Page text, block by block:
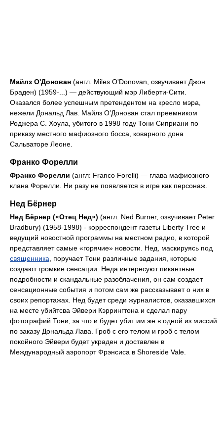
Майлз О'Донован (англ. Miles O'Donovan, озвучивает Джон
Браден) (1959-...) — действующий мэр Либерти-Сити.
Оказался более успешным претендентом на кресло мэра,
нежели Дональд Лав. Майлз О’Донован стал преемником
Роджера С. Хоула, убитого в 1998 году Тони Сиприани по
приказу местного мафиозного босса, коварного дона
Сальваторе Леоне.
Франко Форелли
Франко Форелли (англ: Franco Forelli) — глава мафиозного
клана Форелли. Ни разу не появляется в игре как персонаж.
Нед Бёрнер
Нед Бёрнер («Отец Нед») (англ. Ned Burner, озвучивает Peter
Bradbury) (1958-1998) - корреспондент газеты Liberty Tree и
ведущий новостной программы на местном радио, в которой
представляет самые «горячие» новости. Нед, маскируясь под
священника , поручает Тони различные задания, которые
создают громкие сенсации. Неда интересуют пикантные
подробности и скандальные разоблачения, он сам создает
сенсационные события и потом сам же рассказывает о них в
своих репортажах. Нед будет среди журналистов, оказавшихся
на месте убийтсва Эйвери Кэррингтона и сделал пару
фотографий Тони, за что и будет убит им же в одной из миссий
по заказу Дональда Лава. Гроб с его телом и гроб с телом
покойного Эйвери будет украден и доставлен в
Международный аэропорт Фрэнсиса в Shoreside Vale.